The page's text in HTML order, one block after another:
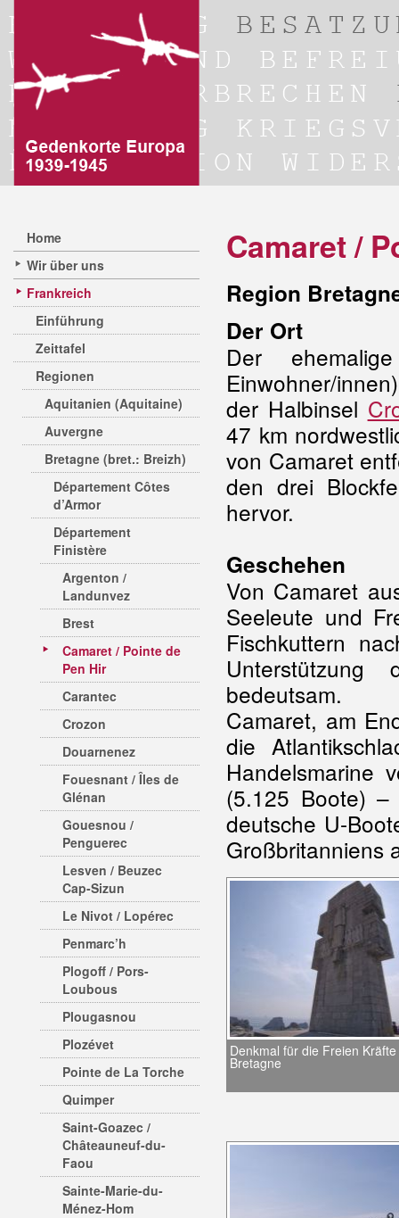
Home
Wir über uns
Frankreich
Einführung
Zeittafel
Regionen
Aquitanien (Aquitaine)
Auvergne
Bretagne (bret.: Breizh)
Département Côtes
d’Armor
Département
Finistère
Argenton /
Landunvez
Brest
Camaret / Pointe de
Pen Hir
Carantec
Crozon
Douarnenez
Fouesnant / Îles de
Glénan
Gouesnou /
Penguerec
Lesven / Beuzec
Cap-Sizun
Le Nivot / Lopérec
Penmarc’h
Plogoff / Pors-
Loubous
Plougasnou
Plozévet
Pointe de La Torche
Quimper
Saint-Goazec /
Châteauneuf-du-
Faou
Sainte-Marie-du-
Ménez-Hom
Camaret /
Region
Der Ort
Der
Einwohner/
der Halbinsel
47 km
von Camaret
den drei
hervor.
Geschehen
Von Camaret
Seeleute und
Fischkuttern
bedeutsam.
Camaret, am
die
Handelsmarine
(5.125 Boote)
deutsche U-
Großbritanniens
Denkmal für die Freien
Bretagne